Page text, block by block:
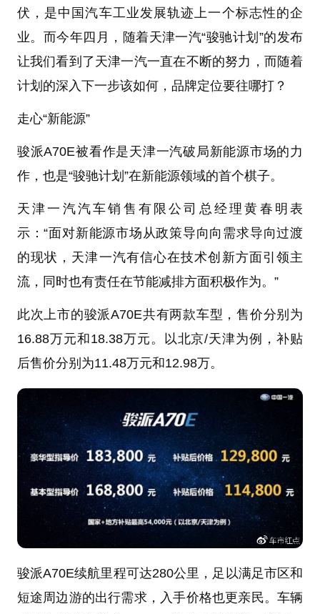
伏，是中国汽车工业发展轨迹上一个标志性的企
业。而今年四月，随着天津一汽“骏驰计划”的发布
让我们看到了天津一汽一直在不断的努力，而随着
计划的深入下一步该如何，品牌定位要往哪打？
走心“新能源”
骏派A70E被看作是天津一汽破局新能源市场的力
作，也是“骏驰计划”在新能源领域的首个棋子。
天津一汽汽车销售有限公司总经理黄春明表
示：“面对新能源市场从政策导向向需求导向过渡
的现状，天津一汽有信心在技术创新方面引领主
流，同时也有责任在节能减排方面积极作为。”
此次上市的骏派A70E共有两款车型，售价分别为
16.88万元和18.38万元。以北京/天津为例，补贴
后售价分别为11.48万元和12.98万。
骏派A70E续航里程可达280公里，足以满足市区和
短途周边游的出行需求，入手价格也更亲民。车辆